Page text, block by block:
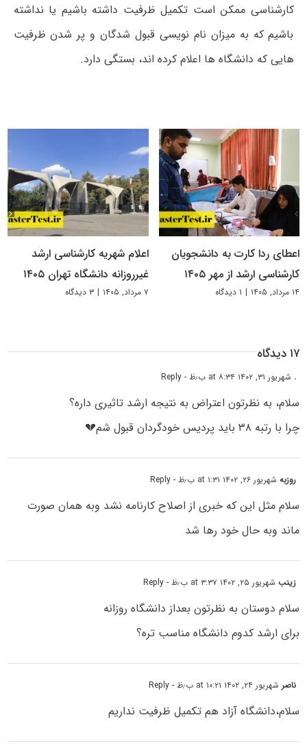
کارشناسی ممکن است تکمیل ظرفیت داشته باشیم یا نداشته
باشیم که به میزان نام نویسی قبول شدگان و پر شدن ظرفیت
هایی که دانشگاه ها اعلام کرده اند، بستگی دارد.
اعطای ردا کارت به دانشجویان
کارشناسی ارشد از مهر ۱۴۰۵
۱۴ مرداد, ۱۴۰۵ | ۱ دیدگاه
اعلام شهریه کارشناسی ارشد
غیرروزانه دانشگاه تهران ۱۴۰۵
۷ مرداد, ۱۴۰۵ | ۳ دیدگاه
۱۷ دیدگاه
. شهریور ۳۱, ۱۴۰۲ at ۸:۳۴ ب٫ظ - Reply
سلام، به نظرتون اعتراض به نتیجه ارشد تاثیری داره؟
چرا با رتبه ۳۸ باید پردیس خودگردان قبول شم💔
روزبهشهریور ۲۶, ۱۴۰۲ at ۱:۳۱ ب٫ظ - Reply
سلام مثل این که خبری از اصلاح کارنامه نشد وبه همان صورت
ماند وبه حال خود رها شد
زینبشهریور ۲۵, ۱۴۰۲ at ۳:۳۷ ب٫ظ - Reply
سلام دوستان به نظرتون بعداز دانشگاه روزانه
برای ارشد کدوم دانشگاه مناسب تره؟
ناصر شهریور ۲۴, ۱۴۰۲ at ۱۰:۲۱ ب٫ظ - Reply
سلام،دانشگاه آزاد هم تکمیل ظرفیت نداریم